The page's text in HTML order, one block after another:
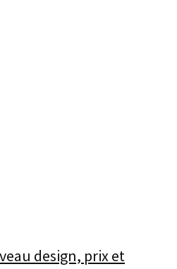
design, prix et